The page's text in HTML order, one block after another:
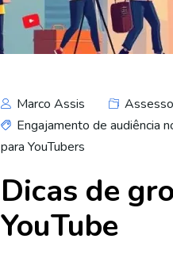
Marco Assis
Engajamento de audiência
para YouTubers
Dicas de
YouTube